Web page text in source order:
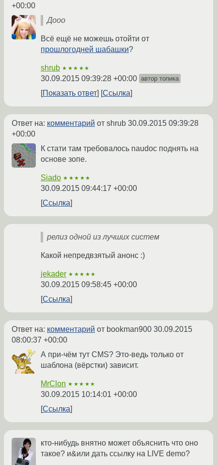
+00:00
Дооо
Всё ещё не можешь отойти от
прошлогодней шабашки?
shrub ★★★★★
30.09.2015 09:39:28 +00:00 автор топика
Показать ответ Ссылка
Ответ на: комментарий от shrub 30.09.2015 09:39:28
+00:00
К стати там требовалось naudoc поднять на
основе зопе.
Siado ★★★★★
30.09.2015 09:44:17 +00:00
Ссылка
релиз одной из лучших систем
Какой непредвзятый анонс :)
jekader ★★★★★
30.09.2015 09:58:45 +00:00
Ссылка
Ответ на: комментарий от bookman900 30.09.2015
08:00:37 +00:00
А при-чём тут CMS? Это-ведь только от
шаблона (вёрстки) зависит.
MrClon ★★★★★
30.09.2015 10:14:01 +00:00
Ссылка
кто-нибудь внятно может объяснить что оно
такое? и&или дать ссылку на LIVE demo?